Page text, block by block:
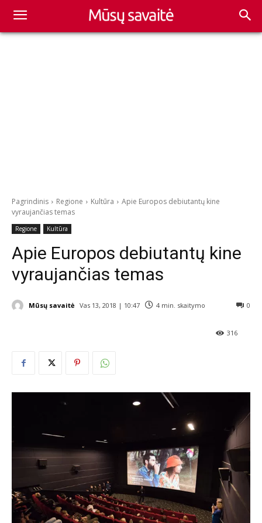
Pagrindinis Regione Kultūra
Apie Europos debiutantų kine
vyraujančias temas
Regione Kultūra
Apie Europos debiutantų kine
vyraujančias temas
Mūsų savaitė Vas 13, 2018 | 10:47 4 min. skaitymo 0
316